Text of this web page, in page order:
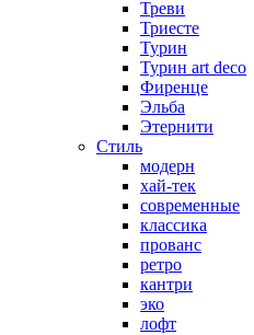
Треви
Триесте
Турин
Турин art deco
Фиренце
Эльба
Этернити
Стиль
модерн
хай-тек
современные
классика
прованс
ретро
кантри
эко
лофт